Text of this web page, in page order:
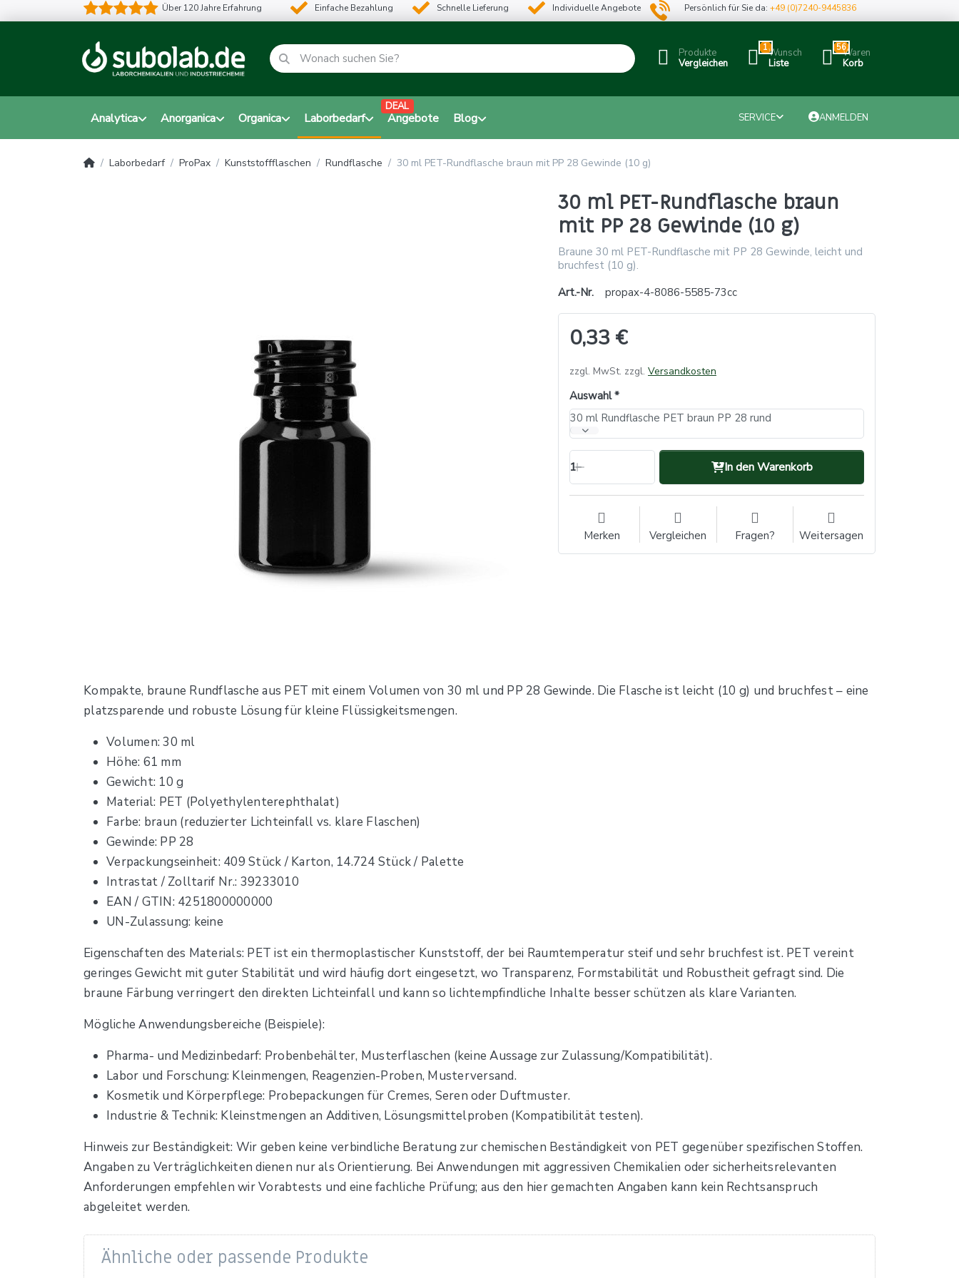
Über 120 Jahre Erfahrung Einfache Bezahlung Schnelle Lieferung Individuelle Angebote Persönlich für Sie da:+49 (0)7240-9445836
Produkte
Vergleichen
1Wunsch
Liste
56Waren
Korb
Analytica Anorganica Organica Laborbedarf Angebote
DEAL
Blog SERVICE ANMELDEN
Laborbedarf ProPax Kunststoffflaschen Rundflasche 30 ml PET-Rundflasche braun mit PP 28 Gewinde (10 g)
30 ml PET-Rundflasche braun
mit PP 28 Gewinde (10 g)
Braune 30 ml PET-Rundflasche mit PP 28 Gewinde, leicht und
bruchfest (10 g).
Art.-Nr.
propax-4-8086-5585-73cc
0,33 €
zzgl. MwSt. zzgl. Versandkosten
Auswahl
30 ml Rundflasche PET braun PP 28 rund
1 In den Warenkorb
Merken Vergleichen Fragen? Weitersagen
Kompakte, braune Rundflasche aus PET mit einem Volumen von 30 ml und PP 28 Gewinde. Die Flasche ist leicht (10 g) und bruchfest – eine
platzsparende und robuste Lösung für kleine Flüssigkeitsmengen.
Volumen: 30 ml
Höhe: 61 mm
Gewicht: 10 g
Material: PET (Polyethylenterephthalat)
Farbe: braun (reduzierter Lichteinfall vs. klare Flaschen)
Gewinde: PP 28
Verpackungseinheit: 409 Stück / Karton, 14.724 Stück / Palette
Intrastat / Zolltarif Nr.: 39233010
EAN / GTIN: 4251800000000
UN-Zulassung: keine
Eigenschaften des Materials: PET ist ein thermoplastischer Kunststoff, der bei Raumtemperatur steif und sehr bruchfest ist. PET vereint
geringes Gewicht mit guter Stabilität und wird häufig dort eingesetzt, wo Transparenz, Formstabilität und Robustheit gefragt sind. Die
braune Färbung verringert den direkten Lichteinfall und kann so lichtempfindliche Inhalte besser schützen als klare Varianten.
Mögliche Anwendungsbereiche (Beispiele):
Pharma- und Medizinbedarf: Probenbehälter, Musterflaschen (keine Aussage zur Zulassung/Kompatibilität).
Labor und Forschung: Kleinmengen, Reagenzien-Proben, Musterversand.
Kosmetik und Körperpflege: Probepackungen für Cremes, Seren oder Duftmuster.
Industrie & Technik: Kleinstmengen an Additiven, Lösungsmittelproben (Kompatibilität testen).
Hinweis zur Beständigkeit: Wir geben keine verbindliche Beratung zur chemischen Beständigkeit von PET gegenüber spezifischen Stoffen.
Angaben zu Verträglichkeiten dienen nur als Orientierung. Bei Anwendungen mit aggressiven Chemikalien oder sicherheitsrelevanten
Anforderungen empfehlen wir Vorabtests und eine fachliche Prüfung; aus den hier gemachten Angaben kann kein Rechtsanspruch
abgeleitet werden.
Ähnliche oder passende Produkte